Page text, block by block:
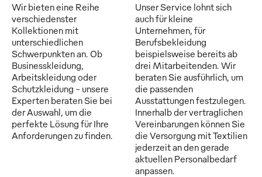
Wir bieten eine Reihe
verschiedenster
Kollektionen mit
unterschiedlichen
Schwerpunkten an. Ob
Businesskleidung,
Arbeitskleidung oder
Schutzkleidung - unsere
Experten beraten Sie bei
der Auswahl, um die
perfekte Lösung für Ihre
Anforderungen zu finden.
Unser Service lohnt sich
auch für kleine
Unternehmen, für
Berufsbekleidung
beispielsweise bereits ab
drei Mitarbeitenden. Wir
beraten Sie ausführlich, um
die passenden
Ausstattungen festzulegen.
Innerhalb der vertraglichen
Vereinbarungen können Sie
die Versorgung mit Textilien
jederzeit an den gerade
aktuellen Personalbedarf
anpassen.